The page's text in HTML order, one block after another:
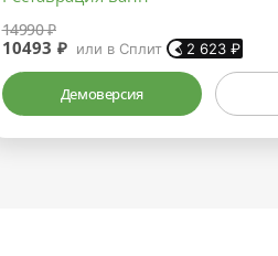
14990 ₽
10493 ₽ или в Сплит 2 623₽
Демоверсия